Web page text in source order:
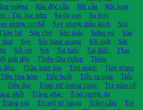
miệng Rắn độc cắn Rết cắn
Rối loạn
- Tóc bạc sớm Sa dạ con
Sa trực
nhược cơ thể Suy nhược thần kinh
Suy
hư Sán chó Sán máu Sưng vú
Sản
thai Sẹo Sỏi bàng quang Sỏi mật
Sỏi
Sốt rét Sởi Tai biến Tai điếc
Thai
giải độc Thiên đầu thống
Thiếu
đệm Thần kinh tọa Tim mạch
Tinh trùng
Tiêu hóa kém Tiểu buốt Tiểu ra máu
Tiểu
Tiểu đục Trinh nữ hoàng cung
Trà giảo cổ
phổi Tràng nhạc
Trào ngược dạ
Trúng gió Trĩ nội trĩ ngoại Trầm cảm
Trẻ